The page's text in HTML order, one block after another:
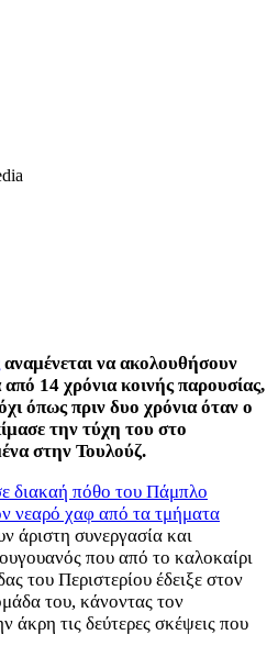
αναμένεται να ακολουθήσουν
14 χρόνια κοινής παρουσίας,
όπως πριν δυο χρόνια όταν ο
την τύχη του στο
στην Τουλούζ.
διακαή πόθο του Πάμπλο
νεαρό χαφ από τα τμήματα
άριστη συνεργασία και
που από το καλοκαίρι
του Περιστερίου έδειξε στον
του, κάνοντας τον
άκρη τις δεύτερες σκέψεις που